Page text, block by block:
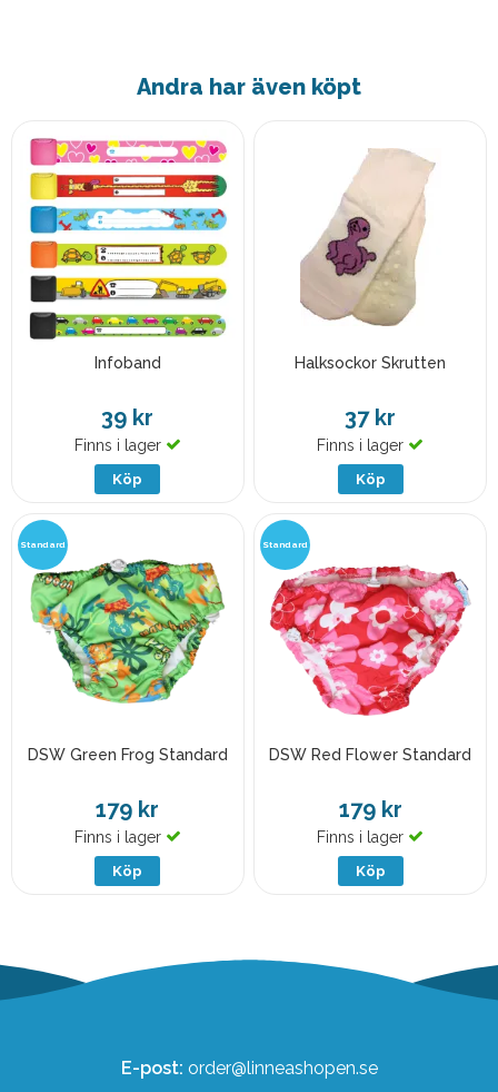
Andra har även köpt
Infoband
39 kr
Finns i lager
Köp
Halksockor Skrutten
37 kr
Finns i lager
Köp
DSW Green Frog Standard
179 kr
Finns i lager
Köp
Standard
DSW Red Flower Standard
179 kr
Finns i lager
Köp
Standard
E-post: order@linneashopen.se